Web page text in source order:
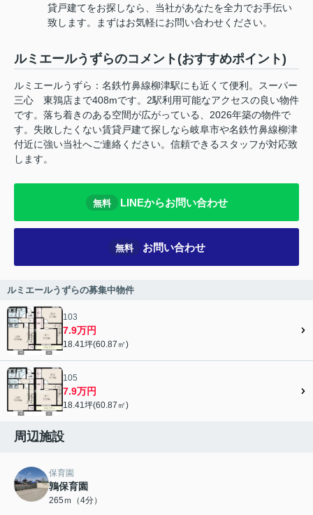
貸戸建てをお探しなら、当社があなたを全力でお手伝い
致します。まずはお気軽にお問い合わせください。
ルミエールうずらのコメント(おすすめポイント)
ルミエールうずら：名鉄竹鼻線柳津駅にも近くて便利。スーパー
三心 東鶉店まで408mです。2駅利用可能なアクセスの良い物件
です。落ち着きのある空間が広がっている、2026年築の物件で
す。失敗したくない賃貸戸建て探しなら岐阜市や名鉄竹鼻線柳津
付近に強い当社へご連絡ください。信頼できるスタッフが対応致
します。
無料 LINEからお問い合わせ
無料 お問い合わせ
ルミエールうずらの募集中物件
103
7.9万円
18.41坪(60.87㎡)
105
7.9万円
18.41坪(60.87㎡)
周辺施設
保育園
鶉保育園
265ｍ（4分）